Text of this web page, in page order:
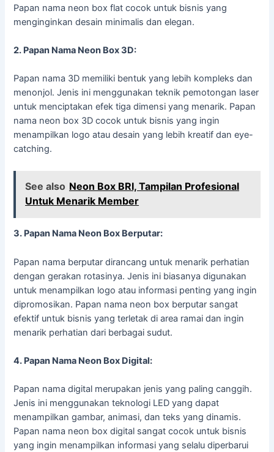
Papan nama neon box flat cocok untuk bisnis yang
menginginkan desain minimalis dan elegan.
2. Papan Nama Neon Box 3D:
Papan nama 3D memiliki bentuk yang lebih kompleks dan
menonjol. Jenis ini menggunakan teknik pemotongan laser
untuk menciptakan efek tiga dimensi yang menarik. Papan
nama neon box 3D cocok untuk bisnis yang ingin
menampilkan logo atau desain yang lebih kreatif dan eye-
catching.
See also Neon Box BRI, Tampilan Profesional
Untuk Menarik Member
3. Papan Nama Neon Box Berputar:
Papan nama berputar dirancang untuk menarik perhatian
dengan gerakan rotasinya. Jenis ini biasanya digunakan
untuk menampilkan logo atau informasi penting yang ingin
dipromosikan. Papan nama neon box berputar sangat
efektif untuk bisnis yang terletak di area ramai dan ingin
menarik perhatian dari berbagai sudut.
4. Papan Nama Neon Box Digital:
Papan nama digital merupakan jenis yang paling canggih.
Jenis ini menggunakan teknologi LED yang dapat
menampilkan gambar, animasi, dan teks yang dinamis.
Papan nama neon box digital sangat cocok untuk bisnis
yang ingin menampilkan informasi yang selalu diperbarui